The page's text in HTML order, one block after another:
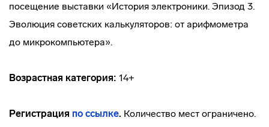
посещение выставки «История электроники. Эпизод 3.
Эволюция советских калькуляторов: от арифмометра
до микрокомпьютера».
Возрастная категория: 14+
Регистрация по ссылке. Количество мест ограничено.